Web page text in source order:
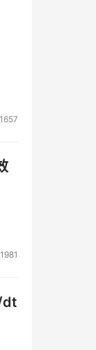
过
1657
1981
dt